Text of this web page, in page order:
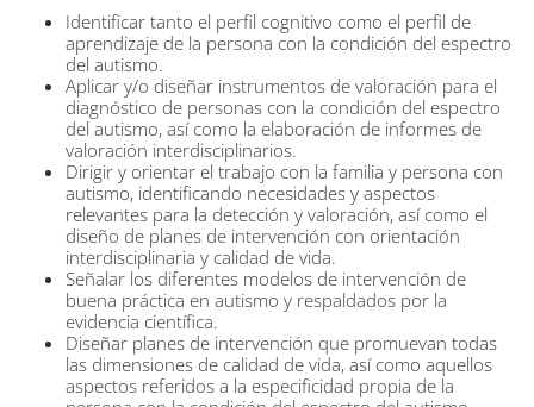
Identificar tanto el perfil cognitivo como el perfil de
aprendizaje de la persona con la condición del espectro
del autismo.
Aplicar y/o diseñar instrumentos de valoración para el
diagnóstico de personas con la condición del espectro
del autismo, así como la elaboración de informes de
valoración interdisciplinarios.
Dirigir y orientar el trabajo con la familia y persona con
autismo, identificando necesidades y aspectos
relevantes para la detección y valoración, así como el
diseño de planes de intervención con orientación
interdisciplinaria y calidad de vida.
Señalar los diferentes modelos de intervención de
buena práctica en autismo y respaldados por la
evidencia científica.
Diseñar planes de intervención que promuevan todas
las dimensiones de calidad de vida, así como aquellos
aspectos referidos a la especificidad propia de la